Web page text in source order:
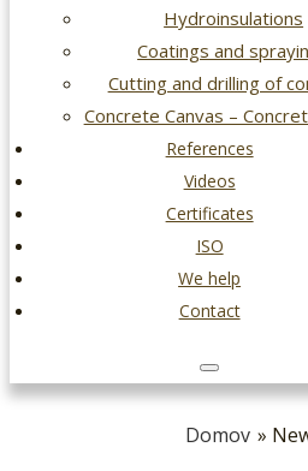
Hydroinsulations
Coatings and
Cutting and drilling of
Concrete Canvas –
References
Videos
Certificates
ISO
We help
Contact
Domov »